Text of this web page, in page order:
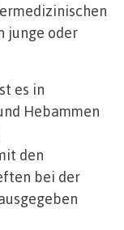
junge oder
es in
Hebammen
den
bei der